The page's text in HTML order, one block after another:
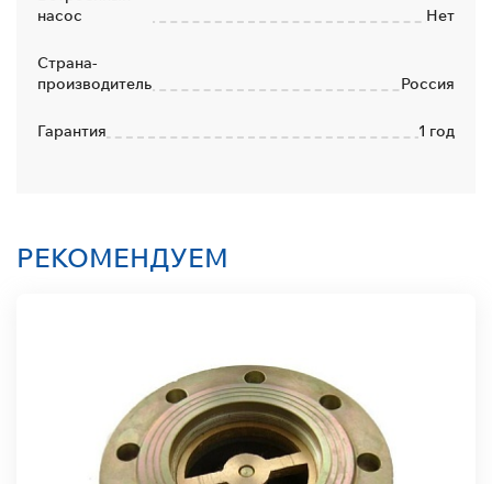
насос
Нет
Страна-
производитель
Россия
Гарантия 1 год
РЕКОМЕНДУЕМ